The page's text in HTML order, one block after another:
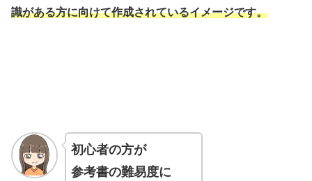
識がある方に向けて作成されているイメージです。
初心者の方が
参考書の難易度に